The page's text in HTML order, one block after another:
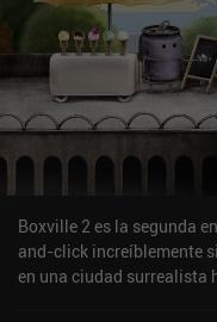
Boxville 2 es la segunda
and-click increíblemente
en una ciudad surrealista